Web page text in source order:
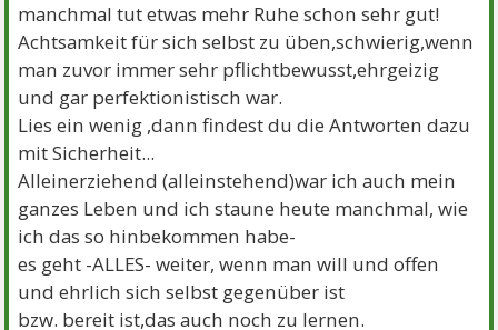
manchmal tut etwas mehr Ruhe schon sehr gut!
Achtsamkeit für sich selbst zu üben,schwierig,wenn
man zuvor immer sehr pflichtbewusst,ehrgeizig
und gar perfektionistisch war.
Lies ein wenig ,dann findest du die Antworten dazu
mit Sicherheit...
Alleinerziehend (alleinstehend)war ich auch mein
ganzes Leben und ich staune heute manchmal, wie
ich das so hinbekommen habe-
es geht -ALLES- weiter, wenn man will und offen
und ehrlich sich selbst gegenüber ist
bzw. bereit ist,das auch noch zu lernen.